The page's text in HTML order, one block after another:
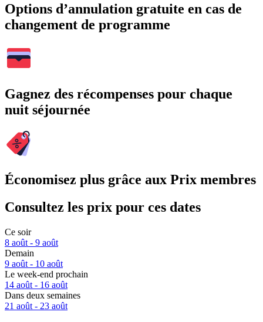
Options d’annulation gratuite en cas de
changement de programme
Gagnez des récompenses pour chaque
nuit séjournée
Économisez plus grâce aux Prix membres
Consultez les prix pour ces dates
Ce soir
8 août - 9 août
Demain
9 août - 10 août
Le week-end prochain
14 août - 16 août
Dans deux semaines
21 août - 23 août